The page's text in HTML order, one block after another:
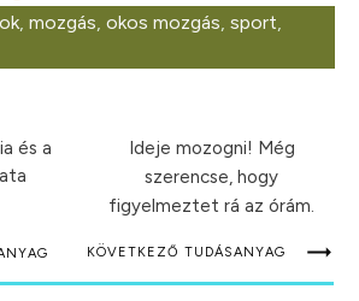
mozgás okos mozgás sport
és a
Ideje mozogni! Még
szerencse, hogy
figyelmeztet rá az órám.
KÖVETKEZŐ TUDÁSANYAG